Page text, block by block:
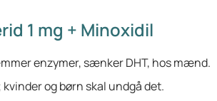
1 mg + Minoxidil
enzymer, sænker DHT, hos mænd.
og børn skal undgå det.